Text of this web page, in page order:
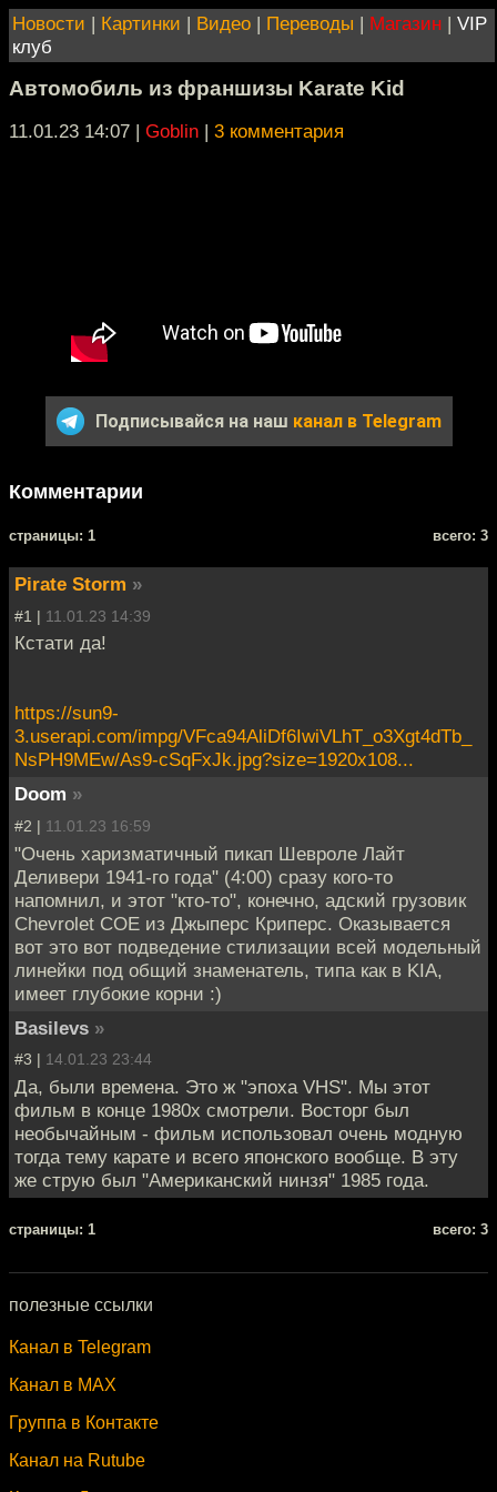
Новости | Картинки | Видео | Переводы | Магазин | VIP
клуб
Автомобиль из франшизы Karate Kid
11.01.23 14:07 | Goblin | 3 комментария
Подписывайся на наш канал в Telegram
Комментарии
cтраницы: 1 всего: 3
Pirate Storm »
#1 | 11.01.23 14:39
Кстати да!
https://sun9-
3.userapi.com/impg/VFca94AliDf6IwiVLhT_o3Xgt4dTb_
NsPH9MEw/As9-cSqFxJk.jpg?size=1920x108...
Doom »
#2 | 11.01.23 16:59
"Очень харизматичный пикап Шевроле Лайт
Деливери 1941-го года" (4:00) сразу кого-то
напомнил, и этот "кто-то", конечно, адский грузовик
Chevrolet COE из Джыперс Криперс. Оказывается
вот это вот подведение стилизации всей модельный
линейки под общий знаменатель, типа как в KIA,
имеет глубокие корни :)
Basilevs »
#3 | 14.01.23 23:44
Да, были времена. Это ж "эпоха VHS". Мы этот
фильм в конце 1980х смотрели. Восторг был
необычайным - фильм использовал очень модную
тогда тему карате и всего японского вообще. В эту
же струю был "Американский нинзя" 1985 года.
cтраницы: 1 всего: 3
полезные ссылки
Канал в Telegram
Канал в MAX
Группа в Контакте
Канал на Rutube